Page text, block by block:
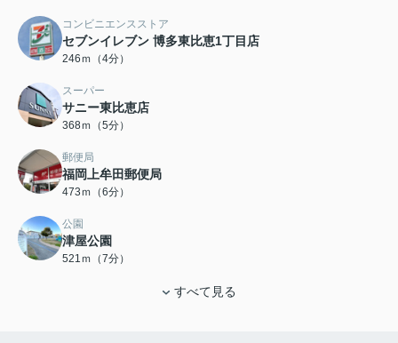
コンビニエンスストア
セブンイレブン 博多東比恵1丁目店
246ｍ（4分）
スーパー
サニー東比恵店
368ｍ（5分）
郵便局
福岡上牟田郵便局
473ｍ（6分）
公園
津屋公園
521ｍ（7分）
すべて見る